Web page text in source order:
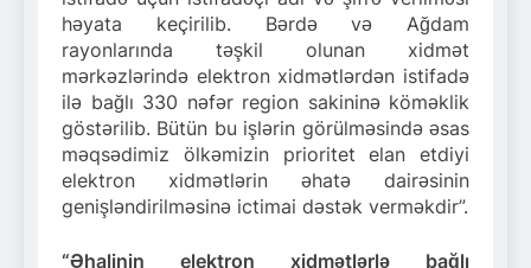
həyata keçirilib. Bərdə və Ağdam
rayonlarında təşkil olunan xidmət
mərkəzlərində elektron xidmətlərdən istifadə
ilə bağlı 330 nəfər region sakininə köməklik
göstərilib. Bütün bu işlərin görülməsində əsas
məqsədimiz ölkəmizin prioritet elan etdiyi
elektron xidmətlərin əhatə dairəsinin
genişləndirilməsinə ictimai dəstək verməkdir”.
“Əhalinin elektron xidmətlərlə bağlı